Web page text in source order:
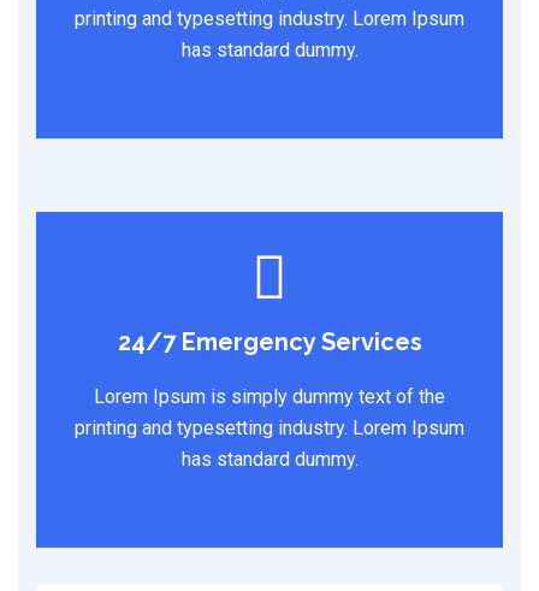
printing and typesetting industry. Lorem Ipsum
has standard dummy.
24/7 Emergency Services
Lorem Ipsum is simply dummy text of the
printing and typesetting industry. Lorem Ipsum
has standard dummy.